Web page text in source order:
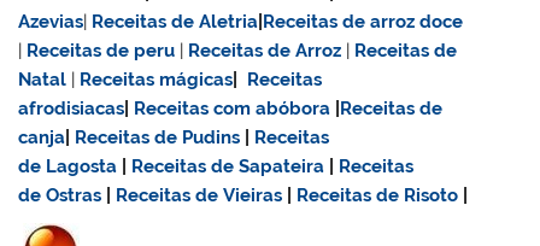
Azevias| Receitas de Aletria Receitas dearroz doce
| Receitas de peru | Receitas de Arroz | Receitas de
Natal | Receitas mágicas
Receitas
afrodisiacas Receitas com abóbora Receitas de
canja Receitas de Pudins
Receitas
de Lagosta
Receitas de Sapateira
Receitas
de Ostras
Receitas de Vieiras Receitas de Risoto